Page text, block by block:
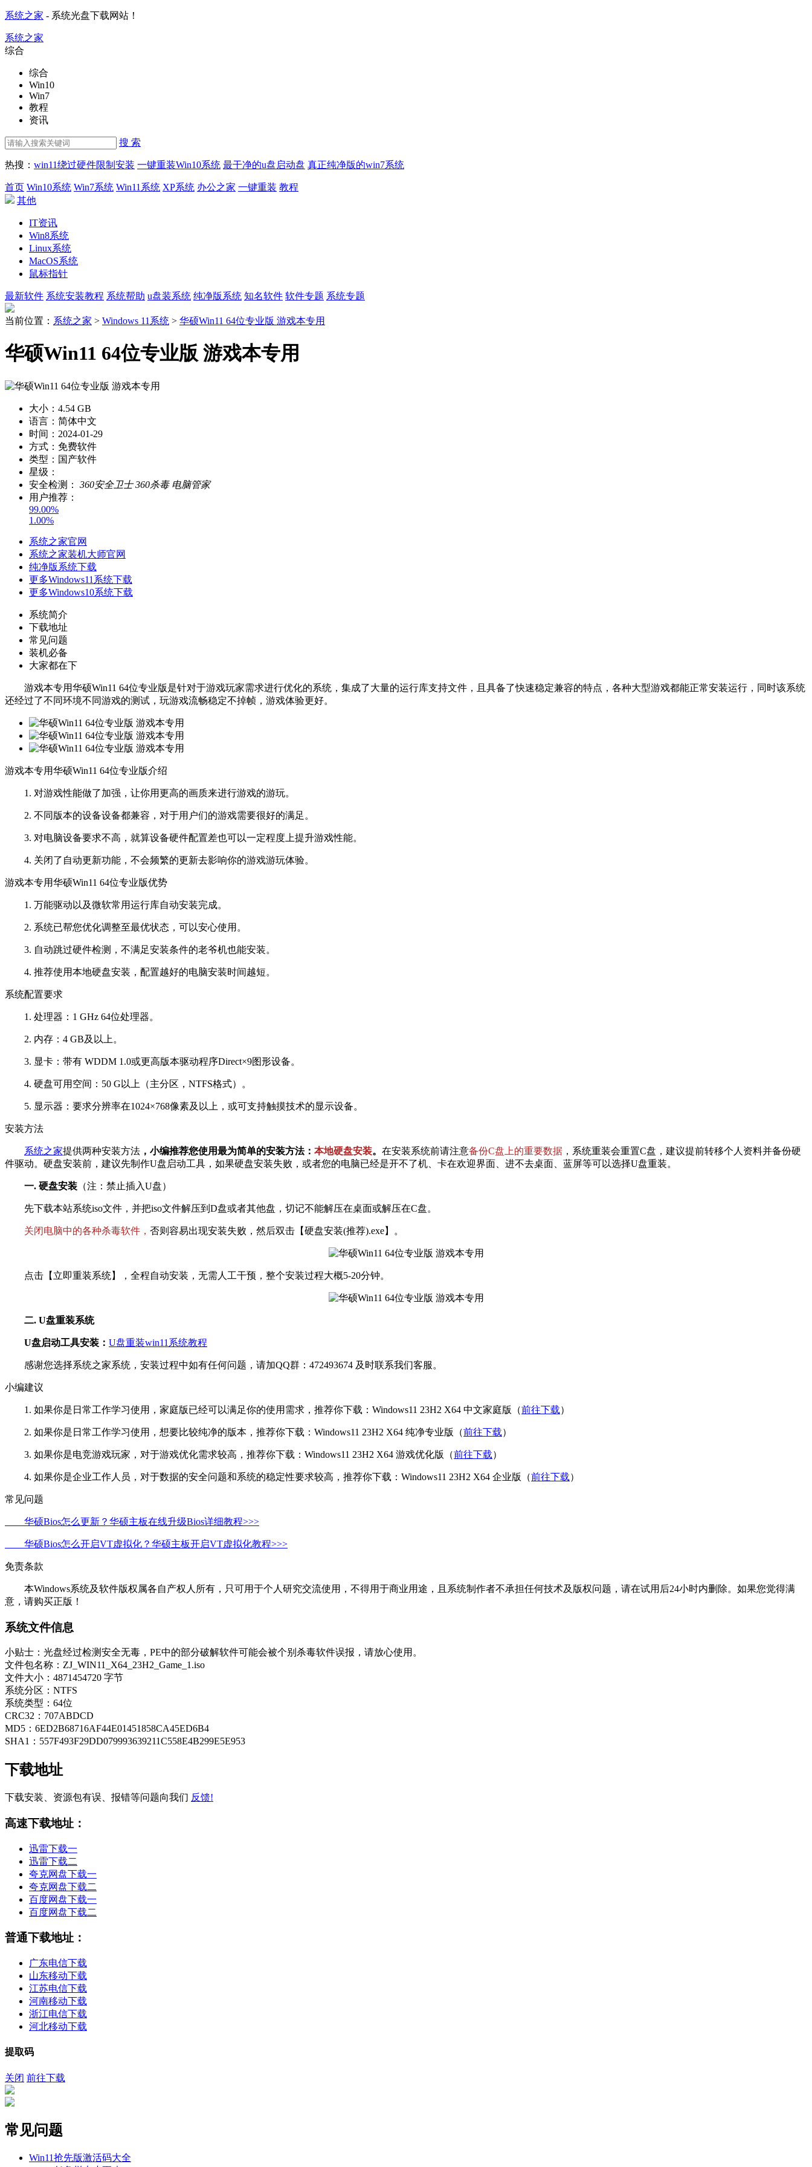
系统之家 - 系统光盘下载网站！
系统之家
综合
综合
Win10
Win7
教程
资讯
搜 索
热搜： win11绕过硬件限制安装 一键重装Win10系统 最干净的u盘启动盘 真正纯净版的win7系统
首页 Win10系统 Win7系统 Win11系统 XP系统 办公之家 一键重装 教程
其他
IT资讯
Win8系统
Linux系统
MacOS系统
鼠标指针
最新软件 系统安装教程 系统帮助 u盘装系统 纯净版系统 知名软件 软件专题 系统专题
当前位置： 系统之家 > Windows 11系统 > 华硕Win11 64位专业版 游戏本专用
华硕Win11 64位专业版 游戏本专用
大小： 4.54 GB
语言： 简体中文
时间： 2024-01-29
方式： 免费软件
类型： 国产软件
星级：
安全检测：
360安全卫士 360杀毒 电脑管家
用户推荐：
99.00%
1.00%
系统之家官网
系统之家装机大师官网
纯净版系统下载
更多Windows11系统下载
更多Windows10系统下载
系统简介
下载地址
常见问题
装机必备
大家都在下
游戏本专用华硕Win11 64位专业版是针对于游戏玩家需求进行优化的系统，集成了大量的运行库支持文件，且具备了快速稳定兼容的特点，各种大型游戏都能正常安装运行，同时该系统
还经过了不同环境不同游戏的测试，玩游戏流畅稳定不掉帧，游戏体验更好。
游戏本专用华硕Win11 64位专业版介绍
1. 对游戏性能做了加强，让你用更高的画质来进行游戏的游玩。
2. 不同版本的设备设备都兼容，对于用户们的游戏需要很好的满足。
3. 对电脑设备要求不高，就算设备硬件配置差也可以一定程度上提升游戏性能。
4. 关闭了自动更新功能，不会频繁的更新去影响你的游戏游玩体验。
游戏本专用华硕Win11 64位专业版优势
1. 万能驱动以及微软常用运行库自动安装完成。
2. 系统已帮您优化调整至最优状态，可以安心使用。
3. 自动跳过硬件检测，不满足安装条件的老爷机也能安装。
4. 推荐使用本地硬盘安装，配置越好的电脑安装时间越短。
系统配置要求
1. 处理器：1 GHz 64位处理器。
2. 内存：4 GB及以上。
3. 显卡：带有 WDDM 1.0或更高版本驱动程序Direct×9图形设备。
4. 硬盘可用空间：50 G以上（主分区，NTFS格式）。
5. 显示器：要求分辨率在1024×768像素及以上，或可支持触摸技术的显示设备。
安装方法
系统之家提供两种安装方法 ，小编推荐您使用最为简单的安装方法： 本地硬盘安装。 在安装系统前请注意备份C盘上的重要数据 ，系统重装会重置C盘，建议提前转移个人资料并备份硬
件驱动。硬盘安装前，建议先制作U盘启动工具，如果硬盘安装失败，或者您的电脑已经是开不了机、卡在欢迎界面、进不去桌面、蓝屏等可以选择U盘重装。
一. 硬盘安装 （注：禁止插入U盘）
先下载本站系统iso文件，并把iso文件解压到D盘或者其他盘，切记不能解压在桌面或解压在C盘。
关闭电脑中的各种杀毒软件， 否则容易出现安装失败，然后双击【硬盘安装(推荐).exe】。
点击【立即重装系统】，全程自动安装，无需人工干预，整个安装过程大概5-20分钟。
二. U盘重装系统
U盘启动工具安装： U盘重装win11系统教程
感谢您选择系统之家系统，安装过程中如有任何问题，请加QQ群：472493674 及时联系我们客服。
小编建议
1. 如果你是日常工作学习使用，家庭版已经可以满足你的使用需求，推荐你下载：Windows11 23H2 X64 中文家庭版（前往下载）
2. 如果你是日常工作学习使用，想要比较纯净的版本，推荐你下载：Windows11 23H2 X64 纯净专业版（前往下载）
3. 如果你是电竞游戏玩家，对于游戏优化需求较高，推荐你下载：Windows11 23H2 X64 游戏优化版（前往下载）
4. 如果你是企业工作人员，对于数据的安全问题和系统的稳定性要求较高，推荐你下载：Windows11 23H2 X64 企业版（前往下载）
常见问题
华硕Bios怎么更新？华硕主板在线升级Bios详细教程>>>
华硕Bios怎么开启VT虚拟化？华硕主板开启VT虚拟化教程>>>
免责条款
本Windows系统及软件版权属各自产权人所有，只可用于个人研究交流使用，不得用于商业用途，且系统制作者不承担任何技术及版权问题，请在试用后24小时内删除。如果您觉得满
意，请购买正版！
系统文件信息
小贴士：光盘经过检测安全无毒，PE中的部分破解软件可能会被个别杀毒软件误报，请放心使用。
文件包名称：ZJ_WIN11_X64_23H2_Game_1.iso
文件大小：4871454720 字节
系统分区：NTFS
系统类型：64位
CRC32：707ABDCD
MD5：6ED2B68716AF44E01451858CA45ED6B4
SHA1：557F493F29DD079993639211C558E4B299E5E953
下载地址
下载安装、资源包有误、报错等问题向我们 反馈!
高速下载地址：
迅雷下载一
迅雷下载二
夸克网盘下载一
夸克网盘下载二
百度网盘下载一
百度网盘下载二
普通下载地址：
广东电信下载
山东移动下载
江苏电信下载
河南移动下载
浙江电信下载
河北移动下载
提取码
关闭 前往下载
常见问题
Win11抢先版激活码大全